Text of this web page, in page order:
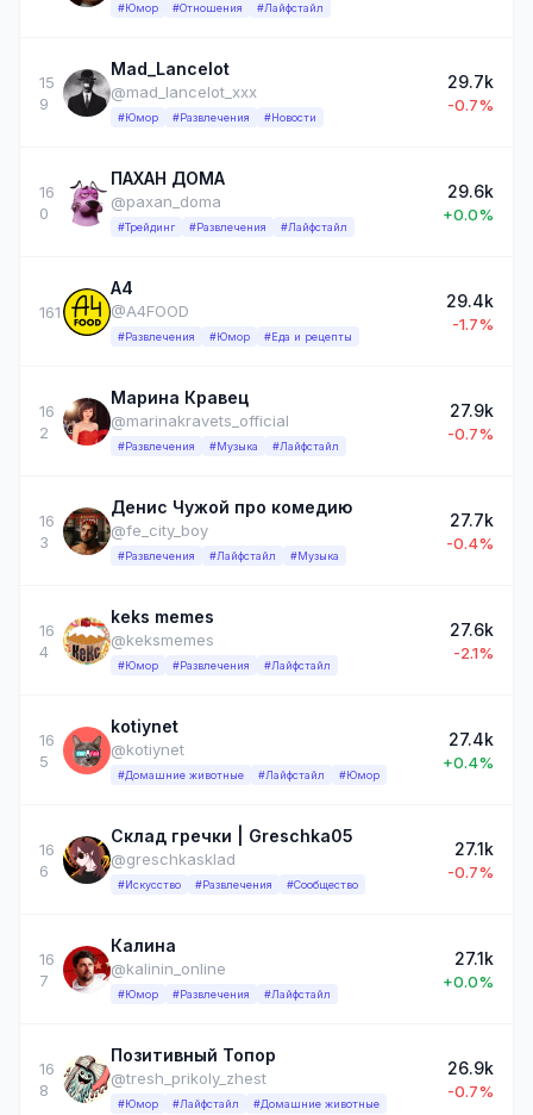
#Юмор #Отношения #Лайфстайл
15
9
Mad_Lancelot
@mad_lancelot_xxx
#Юмор #Развлечения #Новости
29.7k
-0.7%
16
0
ПАХАН ДОМА
@paxan_doma
#Трейдинг #Развлечения #Лайфстайл
29.6k
+0.0%
161
A4
@A4FOOD
#Развлечения #Юмор #Еда и рецепты
29.4k
-1.7%
16
2
Марина Кравец
@marinakravets_official
#Развлечения #Музыка #Лайфстайл
27.9k
-0.7%
16
3
Денис Чужой про комедию
@fe_city_boy
#Развлечения #Лайфстайл #Музыка
27.7k
-0.4%
16
4
keks memes
@keksmemes
#Юмор #Развлечения #Лайфстайл
27.6k
-2.1%
16
5
kotiynet
@kotiynet
#Домашние животные #Лайфстайл #Юмор
27.4k
+0.4%
16
6
Склад гречки | Greschka05
@greschkasklad
#Искусство #Развлечения #Сообщество
27.1k
-0.7%
16
7
Калина
@kalinin_online
#Юмор #Развлечения #Лайфстайл
27.1k
+0.0%
16
8
Позитивный Топор
@tresh_prikoly_zhest
#Юмор #Лайфстайл #Домашние животные
26.9k
-0.7%